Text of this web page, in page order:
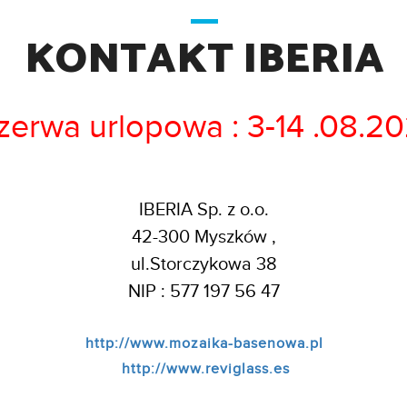
KONTAKT IBERIA
urlopowa : 3-14
IBERIA Sp. z o.o.
42-300 Myszków ,
ul.Storczykowa 38
NIP : 577 197 56 47
http://www.mozaika-basenowa.pl
http://www.reviglass.es